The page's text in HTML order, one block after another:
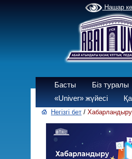
Нашар
Басты Біз туралы
«Univer» жүйесі
Негізгі бет / Хабарландыру